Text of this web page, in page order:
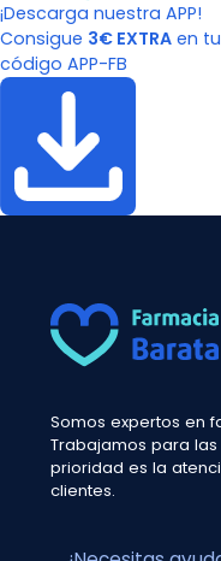
¡Descarga nuestra APP!
Consigue 3€ EXTRA en
código APP-FB
Somos expertos en
Trabajamos para
prioridad es la
clientes.